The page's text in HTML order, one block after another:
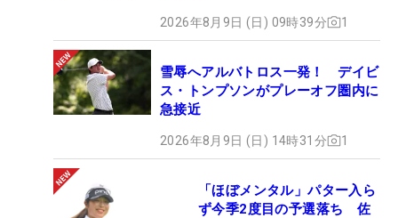
2026年8月9日 (日) 09時39分 1
雪辱へアルバトロス一発！ デイビ
ス・トンプソンがプレーオフ圏内に
急接近
2026年8月9日 (日) 14時31分 1
「ほぼメンタル」パター入ら
ず今季2度目の予選落ち 佐